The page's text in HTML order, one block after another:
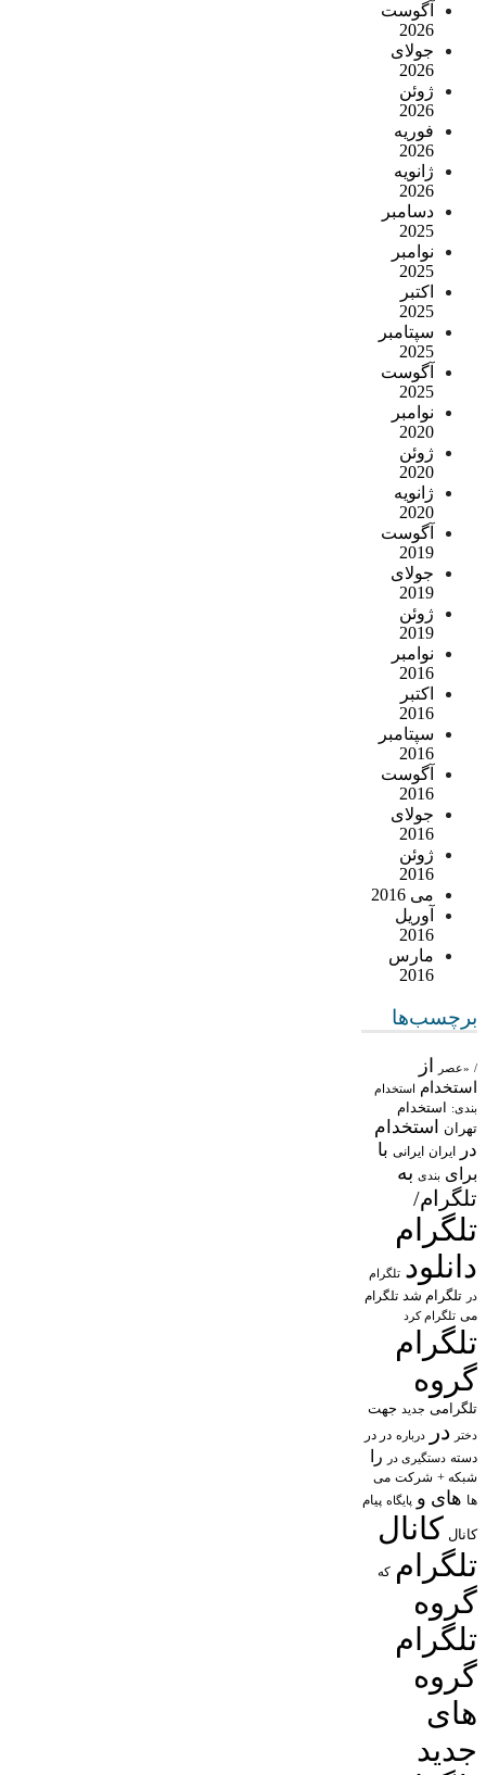
آگوست
2026
جولای
2026
ژوئن
2026
فوریه
2026
ژانویه
2026
دسامبر
2025
نوامبر
2025
اکتبر
2025
سپتامبر
2025
آگوست
2025
نوامبر
2020
ژوئن
2020
ژانویه
2020
آگوست
2019
جولای
2019
ژوئن
2019
نوامبر
2016
اکتبر
2016
سپتامبر
2016
آگوست
2016
جولای
2016
ژوئن
2016
می 2016
آوریل
2016
مارس
2016
برچسب‌ها
/ «عصر از
استخدام استخدام
بندی: استخدام
تهران
استخدام
در
ایران ایرانی با
برای بندی به
تلگرام/
تلگرام
دانلود تلگرام
در تلگرام شد تلگرام
می تلگرام کرد
تلگرام
گروه
تلگرامی جدید جهت
دختر در درباره در در
دسته دستگیری در را
شبکه + شرکت می
ها های و پایگاه پیام
کانال کانال
تلگرام که
گروه
تلگرام
گروه
های
جدید